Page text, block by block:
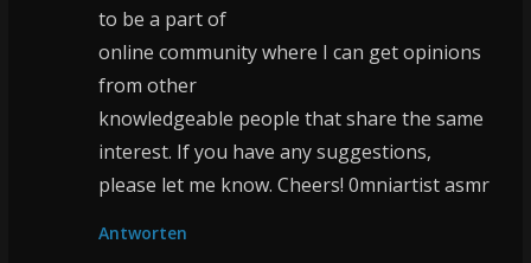
to be a part of
online community where I can get opinions
from other
knowledgeable people that share the same
interest. If you have any suggestions,
please let me know. Cheers! 0mniartist asmr
Antworten